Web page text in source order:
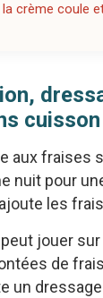
crème coule
cuisson
aux fraises
nuit pour
les
peut jouer
de
un